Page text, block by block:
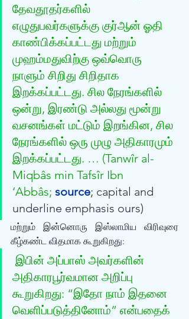
தேவதூதர்களில்
எழுதுபவர்களுக்கு குர்‍ஆன் ஓதி
காண்பிக்கப்பட்டது மற்றும்
முஹம்மதுவிற்கு ஒவ்வொரு
நாளும் சிறிது சிறிதாக
இறக்கப்பட்டது. சில நேரங்களில்
ஒன்று, இரண்டு அல்லது மூன்று
வசனங்கள் மட்டும் இறங்கின, சில
நேரங்களில் ஒரு முழு அதிகாரமும்
இறக்கப்பட்டது. … (Tanwîr al-
Miqbâs min Tafsîr Ibn
‘Abbâs; source; capital and
underline emphasis ours)
மற்றும் இன்னொரு இஸ்லாமிய விரிவுரை
கீழ்கண்ட விதமாக கூறுகிறது:
இபின் அப்பாஸ் அவர்களின்
அதிகாரபூர்வமான அறிப்பு
கூறுகிறது: “இதோ நாம் இதனை
வெளிப்படுத்தினோம்” என்பதைக்